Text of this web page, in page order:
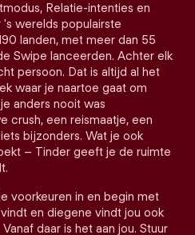
Relatie-intenties en
werelds populairste
landen, met meer dan 55
Swipe lanceerden. Achter elk
persoon. Dat is altijd al het
waar je naartoe gaat om
anders nooit was
crush, een reismaatje, een
bijzonders. Wat je ook
– Tinder geeft je de ruimte
voorkeuren in en begin met
en diegene vindt jou ook
daar is het aan jou. Stuur